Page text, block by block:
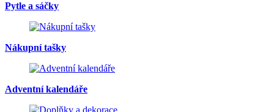
Pytle a sáčky
Nákupní tašky
Adventní kalendáře